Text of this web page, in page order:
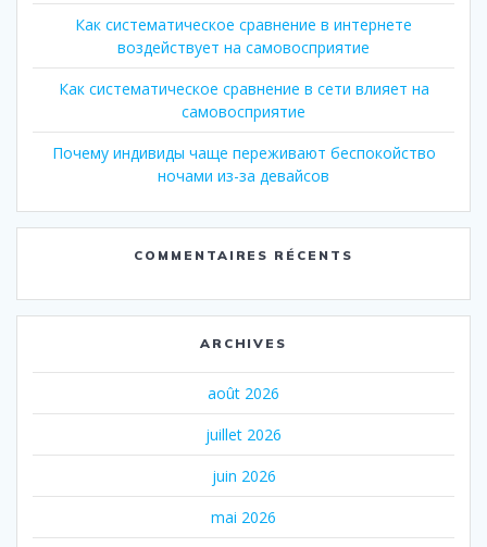
Как систематическое сравнение в интернете
воздействует на самовосприятие
Как систематическое сравнение в сети влияет на
самовосприятие
Почему индивиды чаще переживают беспокойство
ночами из-за девайсов
COMMENTAIRES RÉCENTS
ARCHIVES
août 2026
juillet 2026
juin 2026
mai 2026